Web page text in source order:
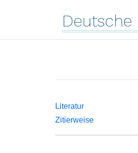
Deutsche
Literatur
Zitierweise